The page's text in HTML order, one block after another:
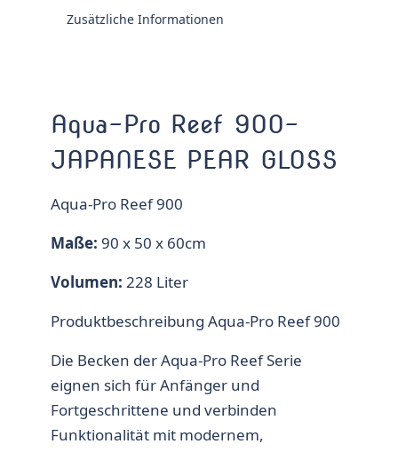
Zusätzliche Informationen
Aqua-Pro Reef 900-
JAPANESE PEAR GLOSS
Aqua-Pro Reef 900
Maße: 90 x 50 x 60cm
Volumen: 228 Liter
Produktbeschreibung Aqua-Pro Reef 900
Die Becken der Aqua-Pro Reef Serie
eignen sich für Anfänger und
Fortgeschrittene und verbinden
Funktionalität mit modernem,